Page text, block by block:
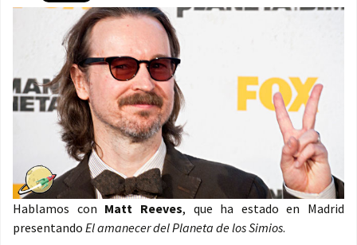
Hablamos con Matt Reeves, que ha estado en Madrid
presentando El amanecer del Planeta de los Simios.